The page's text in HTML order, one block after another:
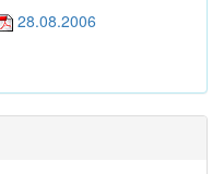
28.08.2006